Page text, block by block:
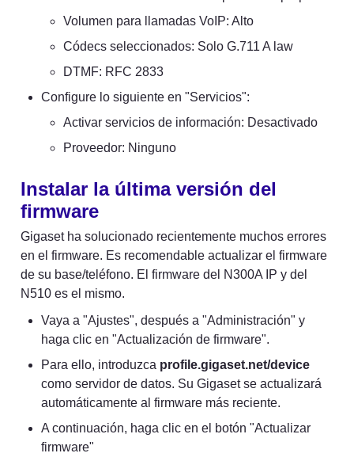
Volumen para llamadas VoIP: Alto
Códecs seleccionados: Solo G.711 A law
DTMF: RFC 2833
Configure lo siguiente en "Servicios":
Activar servicios de información: Desactivado
Proveedor: Ninguno
Instalar la última versión del
firmware
Gigaset ha solucionado recientemente muchos errores
en el firmware. Es recomendable actualizar el firmware
de su base/teléfono. El firmware del N300A IP y del
N510 es el mismo.
Vaya a "Ajustes", después a "Administración" y
haga clic en "Actualización de firmware".
Para ello, introduzca profile.gigaset.net/device
como servidor de datos. Su Gigaset se actualizará
automáticamente al firmware más reciente.
A continuación, haga clic en el botón "Actualizar
firmware"